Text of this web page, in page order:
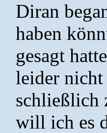
Diran
haben
gesagt
leider nicht
schließlich
will ich es